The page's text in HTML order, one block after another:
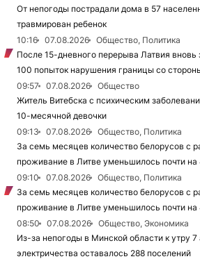
От непогоды пострадали дома в 57
травмирован ребенок
10:16
07.08.2026
Общество, Политика
После 15-дневного перерыва Латвия вновь
100 попыток нарушения границы со
09:57
07.08.2026
Общество
Житель Витебска с психическим
10-месячной девочки
09:13
07.08.2026
Общество, Политика
За семь месяцев количество белорусов с
проживание в Литве уменьшилось почти на
09:10
07.08.2026
Общество, Политика
За семь месяцев количество белорусов с
проживание в Литве уменьшилось почти на
08:50
07.08.2026
Общество, Экономика
Из-за непогоды в Минской области к утру 7
электричества оставалось 288 поселений